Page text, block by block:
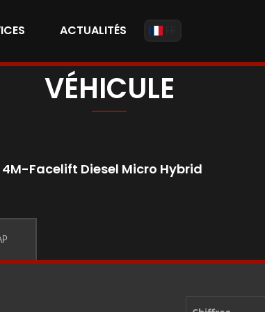
ACTUALITÉS FR
VÉHICULE
4M-Facelift Diesel Micro Hybrid